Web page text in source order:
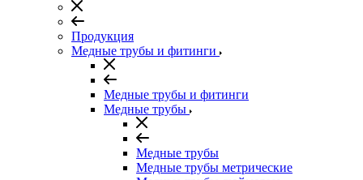
Продукция
Медные трубы и фитинги
Медные трубы и фитинги
Медные трубы
Медные трубы
Медные трубы метрические